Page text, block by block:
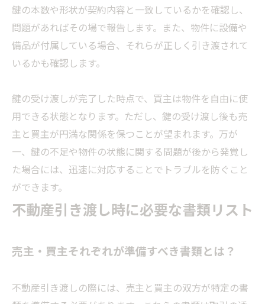
鍵の本数や形状が契約内容と一致しているかを確認し、
問題があればその場で報告します。また、物件に設備や
備品が付属している場合、それらが正しく引き渡されて
いるかも確認します。
鍵の受け渡しが完了した時点で、買主は物件を自由に使
用できる状態となります。ただし、鍵の受け渡し後も売
主と買主が円満な関係を保つことが望まれます。万が
一、鍵の不足や物件の状態に関する問題が後から発覚し
た場合には、迅速に対応することでトラブルを防ぐこと
ができます。
不動産引き渡し時に必要な書類リスト
売主・買主それぞれが準備すべき書類とは？
不動産引き渡しの際には、売主と買主の双方が特定の書